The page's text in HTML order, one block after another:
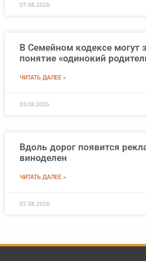
07.08.2026
В Семейном кодексе могут
понятие «одинокий
ЧИТАТЬ ДАЛЕЕ »
03.08.2026
Вдоль дорог появится
виноделен
ЧИТАТЬ ДАЛЕЕ »
07.08.2026